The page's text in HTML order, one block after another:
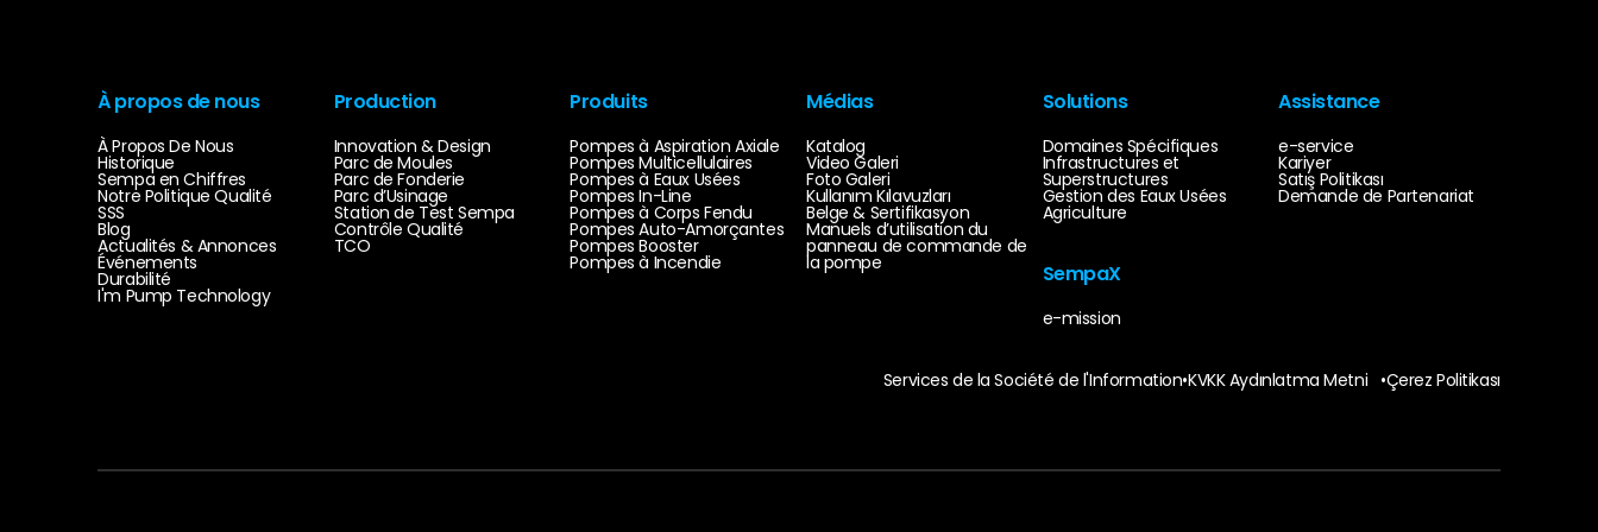
À propos de nous
À Propos De Nous
Historique
Sempa en Chiffres
Notre Politique Qualité
SSS
Blog
Actualités & Annonces
Événements
Durabilité
I'm Pump Technology
Production
Innovation & Design
Parc de Moules
Parc de Fonderie
Parc d’Usinage
Station de Test Sempa
Contrôle Qualité
TCO
Produits
Pompes à Aspiration Axiale
Pompes Multicellulaires
Pompes à Eaux Usées
Pompes In-Line
Pompes à Corps Fendu
Pompes Auto-Amorçantes
Pompes Booster
Pompes à Incendie
Médias
Katalog
Video Galeri
Foto Galeri
Kullanım Kılavuzları
Belge & Sertifikasyon
Manuels d’utilisation du
panneau de commande de
la pompe
Solutions
Domaines Spécifiques
Infrastructures et
Superstructures
Gestion des Eaux Usées
Agriculture
SempaX
e-mission
Assistance
e-service
Kariyer
Satış Politikası
Demande de Partenariat
Services de la Société de l'Information•KVKK Aydınlatma Metni •Çerez Politikası